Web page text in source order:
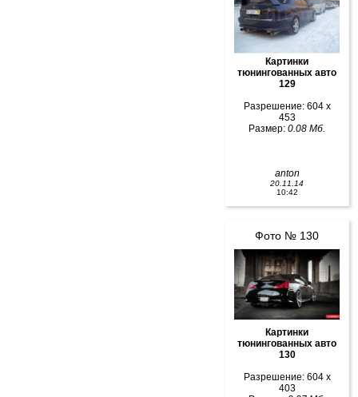
Картинки
тюнингованных авто
129
Разрешение: 604 x
453
Размер: 0.08 Мб.
anton
20.11.14
10:42
Фото № 130
Картинки
тюнингованных авто
130
Разрешение: 604 x
403